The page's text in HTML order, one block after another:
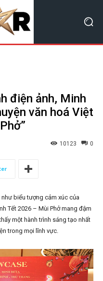
điện ảnh, Minh
văn hoá Việt
0
10123
biểu tượng cảm xúc của
Tết 2026 – Mùi Phở mang đậm
một hành trình sáng tạo nhất
trong mọi lĩnh vực.